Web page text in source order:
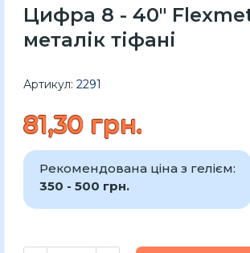
Цифра 8 - 40"
металік тіфані
Артикул: 2291
81,30 грн.
Рекомендована ціна з гелієм:
350 - 500 грн.